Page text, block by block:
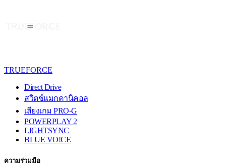
TRUEFORCE
Direct Drive
สวิตช์แมกคานิคอล
เสียงเกม PRO-G
POWERPLAY 2
LIGHTSYNC
BLUE VO!CE
ความร่วมมือ